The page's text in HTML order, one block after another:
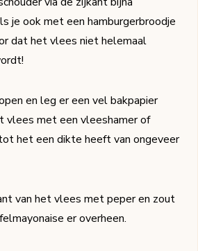
je ook met een hamburgerbroodje
dat het vlees niet helemaal
en leg er een vel bakpapier
vlees met een vleeshamer of
het een dikte heeft van ongeveer
van het vlees met peper en zout
er overheen.